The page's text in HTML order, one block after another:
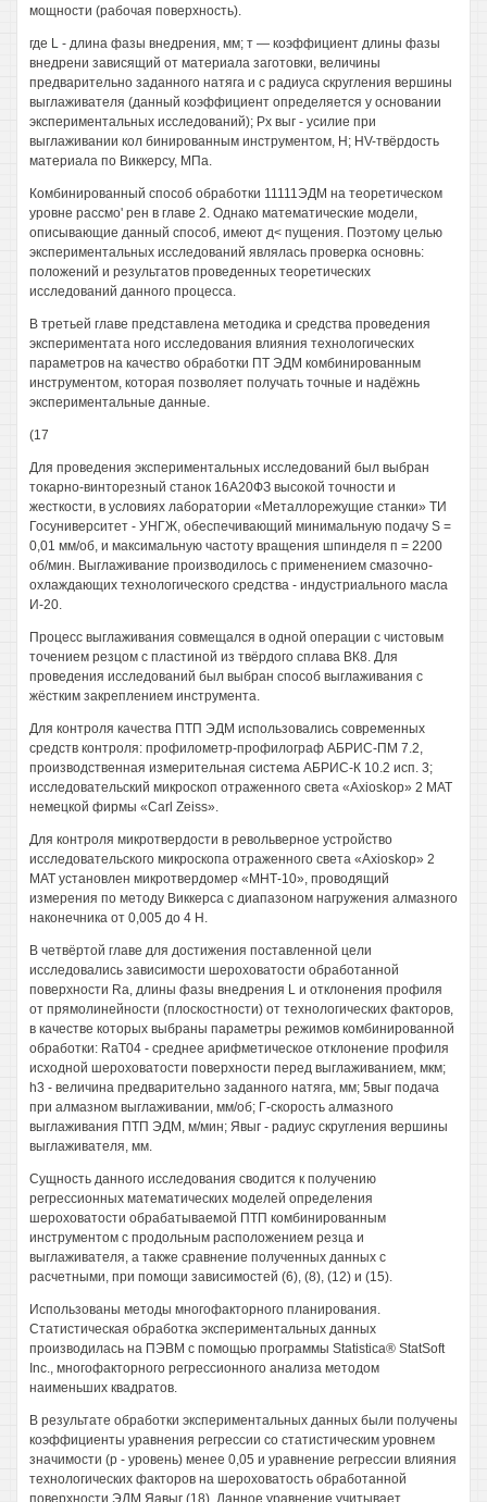
мощности (рабочая поверхность).
где L - длина фазы внедрения, мм; т — коэффициент длины фазы
внедрени зависящий от материала заготовки, величины
предварительно заданного натяга и с радиуса скругления вершины
выглаживателя (данный коэффициент определяется у основании
экспериментальных исследований); Рх выг - усилие при
выглаживании кол бинированным инструментом, Н; HV-твёрдость
материала по Виккерсу, МПа.
Комбинированный способ обработки 11111ЭДМ на теоретическом
уровне рассмо' рен в главе 2. Однако математические модели,
описывающие данный способ, имеют д< пущения. Поэтому целью
экспериментальных исследований являлась проверка основнь:
положений и результатов проведенных теоретических
исследований данного процесса.
В третьей главе представлена методика и средства проведения
экспериментата ного исследования влияния технологических
параметров на качество обработки ПТ ЭДМ комбинированным
инструментом, которая позволяет получать точные и надёжнь
экспериментальные данные.
(17
Для проведения экспериментальных исследований был выбран
токарно-винторезный станок 16А20ФЗ высокой точности и
жесткости, в условиях лаборатории «Металлорежущие станки» ТИ
Госуниверситет - УНГЖ, обеспечивающий минимальную подачу S =
0,01 мм/об, и максимальную частоту вращения шпинделя п = 2200
об/мин. Выглаживание производилось с применением смазочно-
охлаждающих технологического средства - индустриального масла
И-20.
Процесс выглаживания совмещался в одной операции с чистовым
точением резцом с пластиной из твёрдого сплава ВК8. Для
проведения исследований был выбран способ выглаживания с
жёстким закреплением инструмента.
Для контроля качества ПТП ЭДМ использовались современных
средств контроля: профилометр-профилограф АБРИС-ПМ 7.2,
производственная измерительная система АБРИС-К 10.2 исп. 3;
исследовательский микроскоп отраженного света «Axioskop» 2 МАТ
немецкой фирмы «Carl Zeiss».
Для контроля микротвердости в револьверное устройство
исследовательского микроскопа отраженного света «Axioskop» 2
МАТ установлен микротвердомер «МНТ-10», проводящий
измерения по методу Виккерса с диапазоном нагружения алмазного
наконечника от 0,005 до 4 Н.
В четвёртой главе для достижения поставленной цели
исследовались зависимости шероховатости обработанной
поверхности Ra, длины фазы внедрения L и отклонения профиля
от прямолинейности (плоскостности) от технологических факторов,
в качестве которых выбраны параметры режимов комбинированной
обработки: RaT04 - среднее арифметическое отклонение профиля
исходной шероховатости поверхности перед выглаживанием, мкм;
h3 - величина предварительно заданного натяга, мм; 5выг подача
при алмазном выглаживании, мм/об; Г-скорость алмазного
выглаживания ПТП ЭДМ, м/мин; Явыг - радиус скругления вершины
выглаживателя, мм.
Сущность данного исследования сводится к получению
регрессионных математических моделей определения
шероховатости обрабатываемой ПТП комбинированным
инструментом с продольным расположением резца и
выглаживателя, а также сравнение полученных данных с
расчетными, при помощи зависимостей (6), (8), (12) и (15).
Использованы методы многофакторного планирования.
Статистическая обработка экспериментальных данных
производилась на ПЭВМ с помощью программы Statistica® StatSoft
Inc., многофакторного регрессионного анализа методом
наименьших квадратов.
В результате обработки экспериментальных данных были получены
коэффициенты уравнения регрессии со статистическим уровнем
значимости (р - уровень) менее 0,05 и уравнение регрессии влияния
технологических факторов на шероховатость обработанной
поверхности ЭДМ Яавыг (18). Данное уравнение учитывает